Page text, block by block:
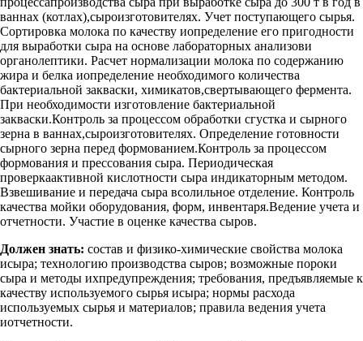
ваннах (котлах),сыроизготовителях. Учет поступающего сырья.
Сортировка молока по качеству иопределение его пригодности
для выработки сыра на основе лабораторных анализови
органолептики. Расчет нормализации молока по содержанию
жира и белка иопределение необходимого количества
бактериальной закваски, химикатов,свертывающего фермента.
При необходимости изготовление бактериальной
закваски.Контроль за процессом обработки сгустка и сырного
зерна в ваннах,сыроизготовителях. Определение готовности
сырного зерна перед формованием.Контроль за процессом
формования и прессования сыра. Периодическая
проверкаактивной кислотности сыра индикаторным методом.
Взвешивание и передача сыра всолильное отделение. Контроль
качества мойки оборудования, форм, инвентаря.Ведение учета и
отчетности. Участие в оценке качества сыров.
Должен знать: состав и физико-химические свойства молока
исыра; технологию производства сыров; возможные пороки
сыра и методы ихпредупреждения; требования, предъявляемые к
качеству используемого сырья исыра; нормы расхода
используемых сырья и материалов; правила ведения учета
иотчетности.